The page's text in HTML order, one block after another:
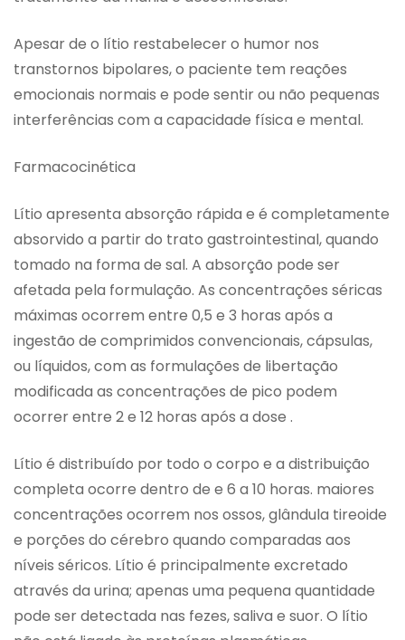
Apesar de o lítio restabelecer o humor nos
transtornos bipolares, o paciente tem reações
emocionais normais e pode sentir ou não pequenas
interferências com a capacidade física e mental.
Farmacocinética
Lítio apresenta absorção rápida e é completamente
absorvido a partir do trato gastrointestinal, quando
tomado na forma de sal. A absorção pode ser
afetada pela formulação. As concentrações séricas
máximas ocorrem entre 0,5 e 3 horas após a
ingestão de comprimidos convencionais, cápsulas,
ou líquidos, com as formulações de libertação
modificada as concentrações de pico podem
ocorrer entre 2 e 12 horas após a dose .
Lítio é distribuído por todo o corpo e a distribuição
completa ocorre dentro de e 6 a 10 horas. maiores
concentrações ocorrem nos ossos, glândula tireoide
e porções do cérebro quando comparadas aos
níveis séricos. Lítio é principalmente excretado
através da urina; apenas uma pequena quantidade
pode ser detectada nas fezes, saliva e suor. O lítio